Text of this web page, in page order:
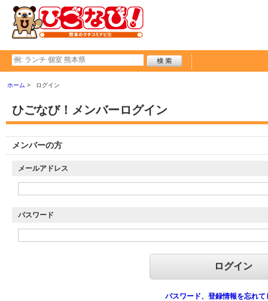
ホーム ログイン
ひごなび！メンバーログイン
メンバーの方
メールアドレス
パスワード
パスワード、登録情報を忘れて